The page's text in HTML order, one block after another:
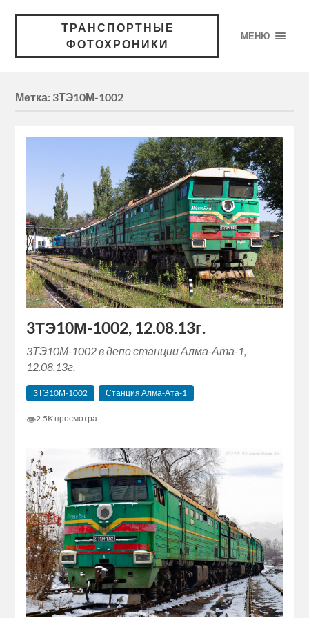
ТРАНСПОРТНЫЕ
ФОТОХРОНИКИ
МЕНЮ
Метка: 3ТЭ10М-1002
3ТЭ10М-1002, 12.08.13г.
3ТЭ10М-1002 в депо станции Алма-Ата-1,
12.08.13г.
3ТЭ10М-1002 Станция Алма-Ата-1
👁2.5K просмотра